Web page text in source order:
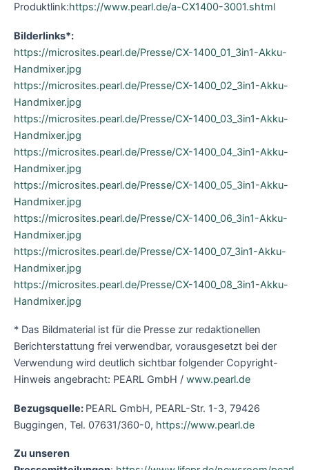
Produktlink:https://www.pearl.de/a-CX1400-3001.shtml
Bilderlinks*:
https://microsites.pearl.de/Presse/CX-1400_01_3in1-Akku-
Handmixer.jpg
https://microsites.pearl.de/Presse/CX-1400_02_3in1-Akku-
Handmixer.jpg
https://microsites.pearl.de/Presse/CX-1400_03_3in1-Akku-
Handmixer.jpg
https://microsites.pearl.de/Presse/CX-1400_04_3in1-Akku-
Handmixer.jpg
https://microsites.pearl.de/Presse/CX-1400_05_3in1-Akku-
Handmixer.jpg
https://microsites.pearl.de/Presse/CX-1400_06_3in1-Akku-
Handmixer.jpg
https://microsites.pearl.de/Presse/CX-1400_07_3in1-Akku-
Handmixer.jpg
https://microsites.pearl.de/Presse/CX-1400_08_3in1-Akku-
Handmixer.jpg
* Das Bildmaterial ist für die Presse zur redaktionellen
Berichterstattung frei verwendbar, vorausgesetzt bei der
Verwendung wird deutlich sichtbar folgender Copyright-
Hinweis angebracht: PEARL GmbH / www.pearl.de
Bezugsquelle: PEARL GmbH, PEARL-Str. 1-3, 79426
Buggingen, Tel. 07631/360-0, https://www.pearl.de
Zu unseren